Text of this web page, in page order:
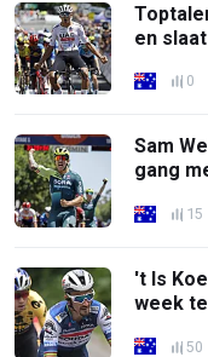
en
0
Sam
gang
15
't Is
week
50